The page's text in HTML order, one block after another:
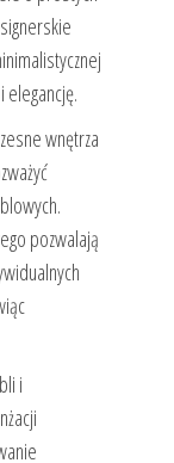
elegancję.
wnętrza
pozwalają
i